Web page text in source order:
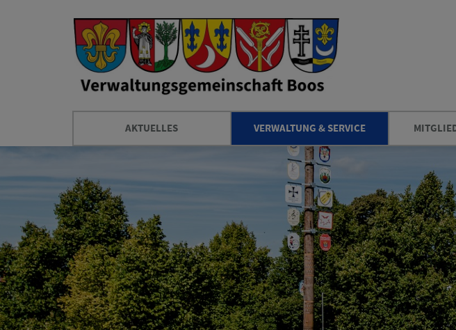
AKTUELLES VERWALTUNG & SERVICE